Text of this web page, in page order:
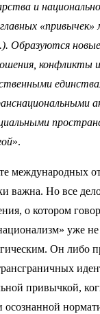
и
«привычек»
Образуются
конфликты
».
международных
важна. Но все
о котором
уже не
Он либо
привычкой,
осознанной